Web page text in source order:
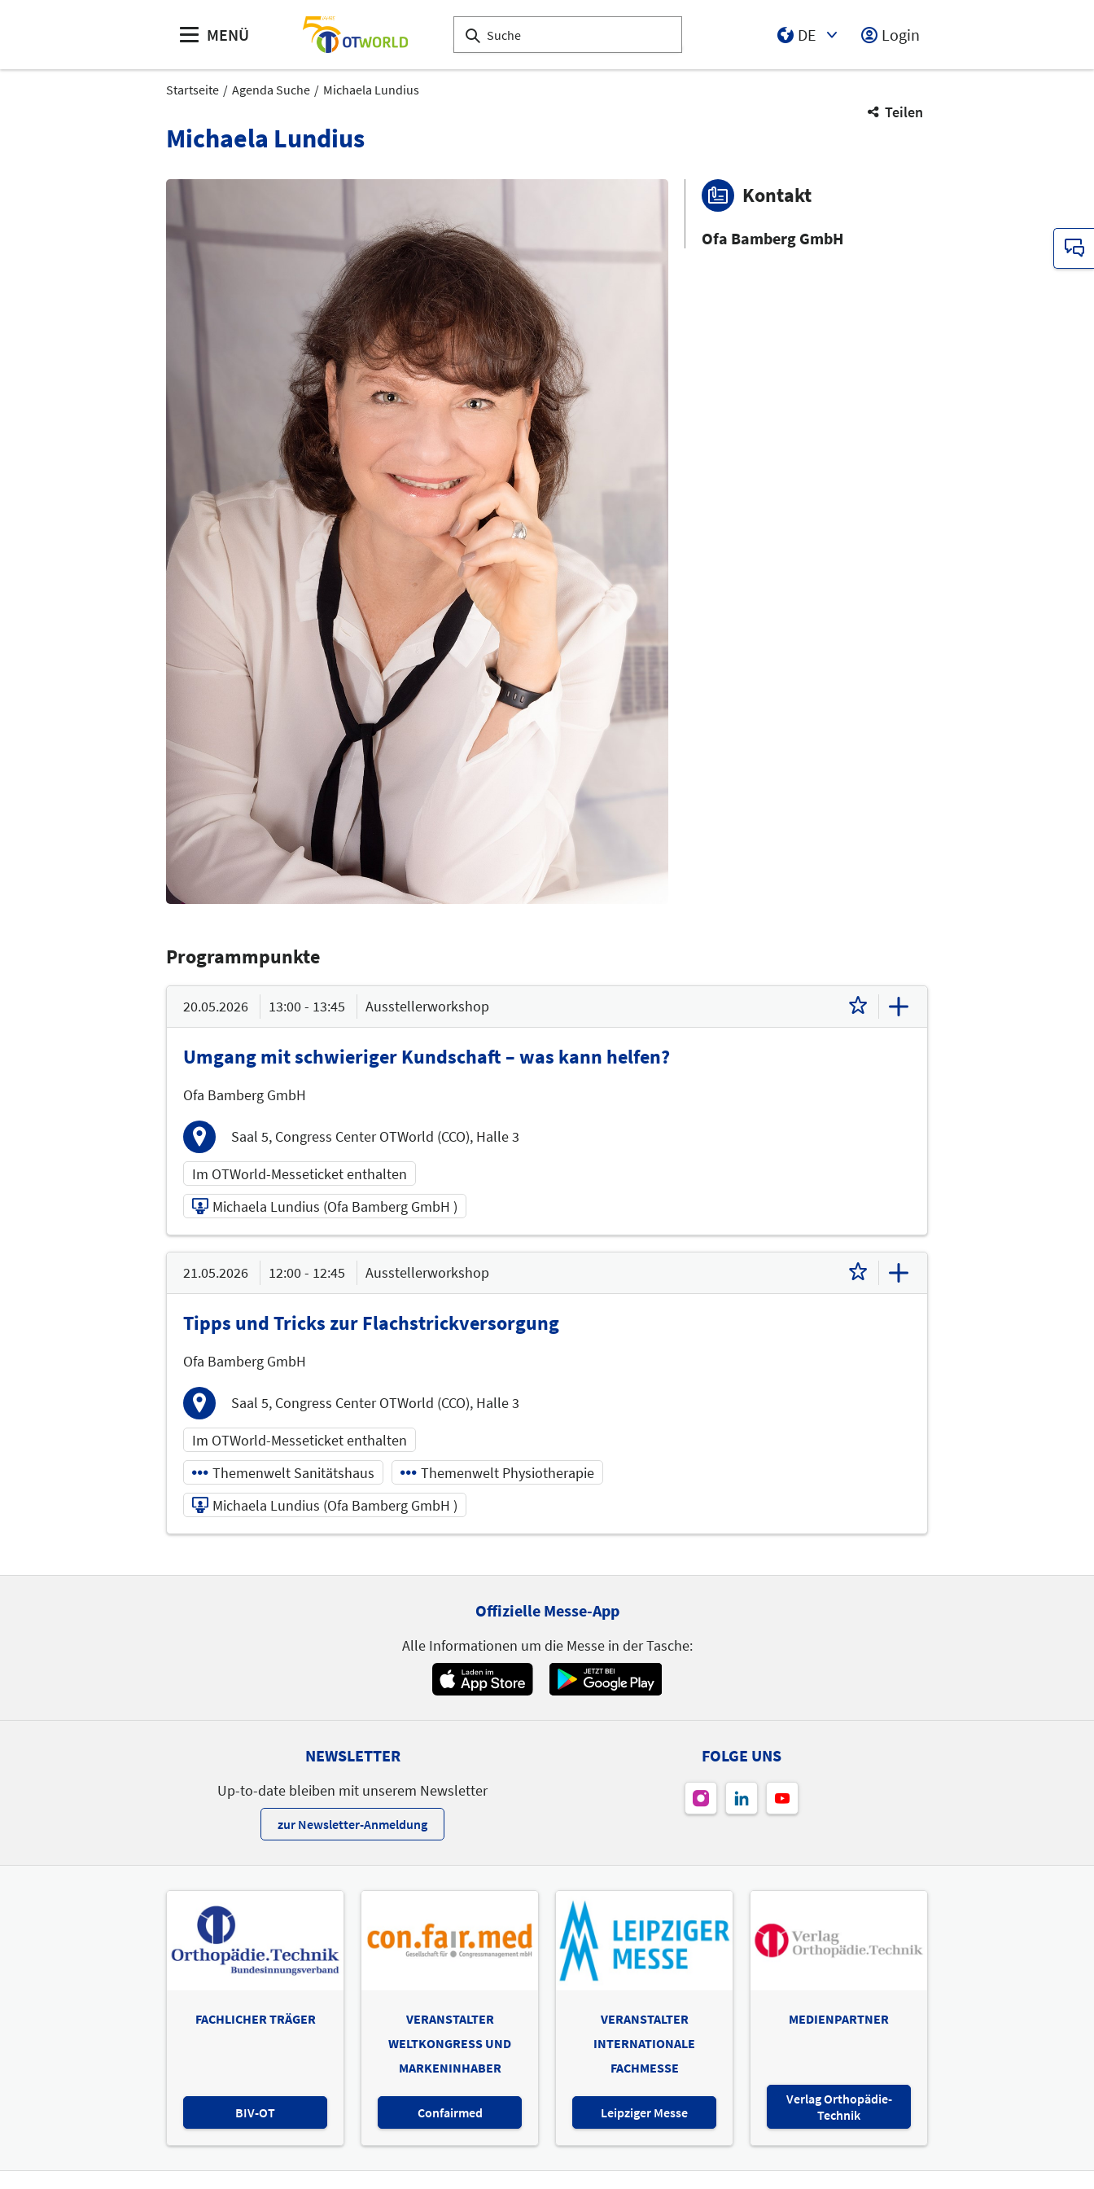
MENÜ
DE
Login
Startseite Agenda Suche Michaela Lundius
Teilen
Michaela Lundius
Kontakt
Ofa Bamberg GmbH
Programmpunkte
20.05.2026 13:00 - 13:45 Ausstellerworkshop
Umgang mit schwieriger Kundschaft – was kann helfen?
Ofa Bamberg GmbH
Saal 5, Congress Center OTWorld (CCO), Halle 3
Im OTWorld-Messeticket enthalten
Michaela Lundius (Ofa Bamberg GmbH )
20.05.2026 | 13:00 - 13:45
Bamberg GmbH )
Sprache
Deutsch
21.05.2026 12:00 - 12:45 Ausstellerworkshop
Tipps und Tricks zur Flachstrickversorgung
Ofa Bamberg GmbH
Saal 5, Congress Center OTWorld (CCO), Halle 3
Im OTWorld-Messeticket enthalten
Themenwelt Sanitätshaus
Themenwelt Physiotherapie
Michaela Lundius (Ofa Bamberg GmbH )
Themen
Sanitätshaus | Physiotherapie
Offizielle Messe-App
Alle Informationen um die Messe in der Tasche:
NEWSLETTER
Up-to-date bleiben mit unserem Newsletter
zur Newsletter-Anmeldung
FOLGE UNS
FACHLICHER TRÄGER
BIV-OT
VERANSTALTER
WELTKONGRESS UND
MARKENINHABER
Confairmed
VERANSTALTER
INTERNATIONALE
FACHMESSE
Leipziger Messe
MEDIENPARTNER
Verlag Orthopädie-
Technik